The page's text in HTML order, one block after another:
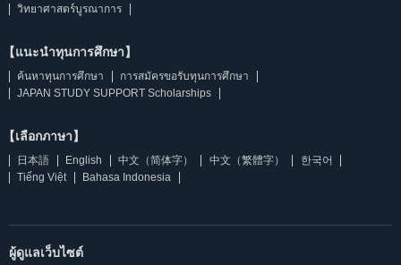
วิทยาศาสตร์บูรณาการ
【แนะนำทุนการศึกษา】
ค้นหาทุนการศึกษา
การสมัครขอรับทุนการศึกษา
JAPAN STUDY SUPPORT Scholarships
【เลือกภาษา】
日本語 English 中文（简体字） 中文（繁體字）
한국어
Tiếng Việt
Bahasa Indonesia
ผู้ดูแลเว็บไซต์